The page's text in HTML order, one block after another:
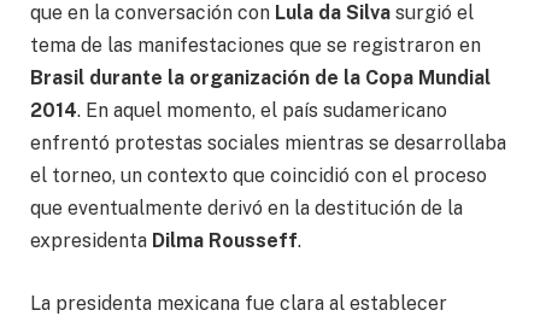
que en la conversación con Lula da Silva surgió el
tema de las manifestaciones que se registraron en
Brasil durante la organización de la Copa Mundial
2014. En aquel momento, el país sudamericano
enfrentó protestas sociales mientras se desarrollaba
el torneo, un contexto que coincidió con el proceso
que eventualmente derivó en la destitución de la
expresidenta Dilma Rousseff.
La presidenta mexicana fue clara al establecer